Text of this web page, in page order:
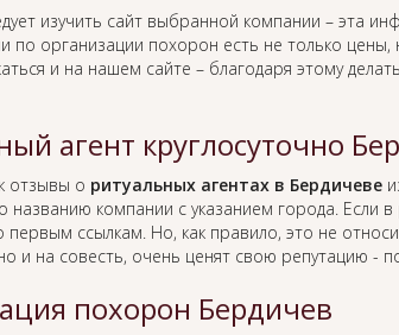
изучить сайт выбранной компании – эта
по организации похорон есть не только
и на нашем сайте – благодаря этому
агент круглосуточно
отзывы о ритуальных агентах в Бердичеве
названию компании с указанием города.
первым ссылкам. Но, как правило, это не
и на совесть, очень ценят свою репутацию -
похорон Бердичев